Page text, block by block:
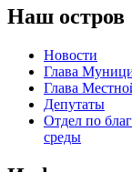
Наш остров
Новости
Глава
Глава
Депутаты
Отдел по
среды